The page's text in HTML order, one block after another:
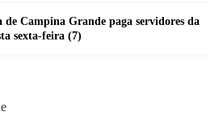
de Campina Grande paga servidores da
sexta-feira (7)